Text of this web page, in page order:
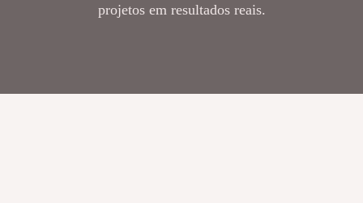
projetos em resultados reais.